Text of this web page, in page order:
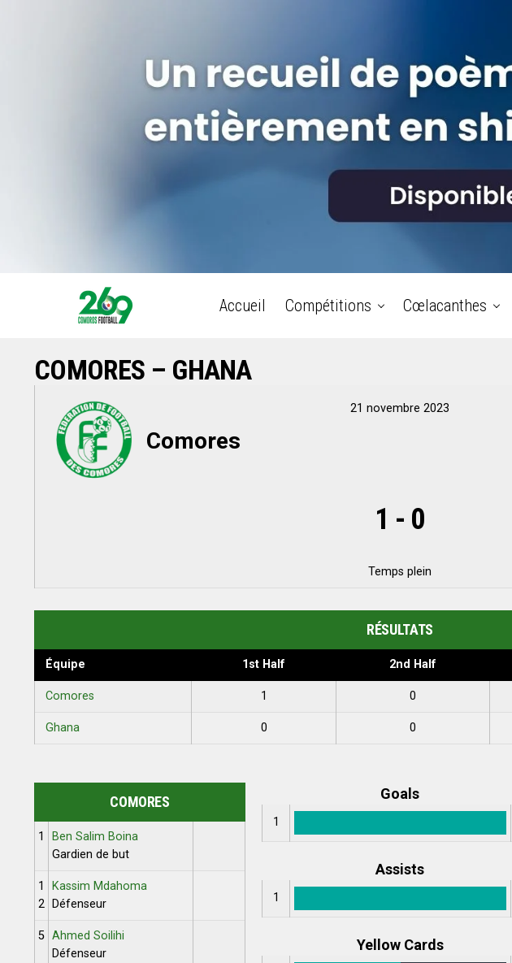
Accueil Compétitions Cœlacanthes
COMORES – GHANA
Comores
21 novembre 2023
1 - 0
Temps plein
RÉSULTATS
Équipe 1st Half 2nd Half
Comores 1 0
Ghana 0 0
COMORES
1
Ben Salim Boina
Gardien de but
1
2
Kassim Mdahoma
Défenseur
5 Ahmed Soilihi
Défenseur
Goals
1
Assists
1
Yellow Cards